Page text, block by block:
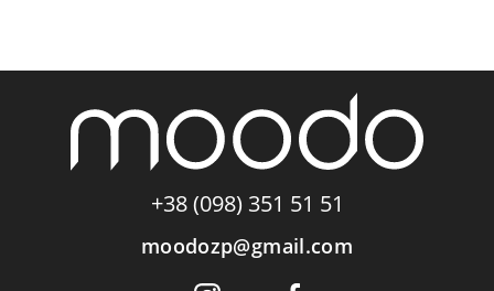
+38 (098) 351 51 51
moodozp@gmail.com